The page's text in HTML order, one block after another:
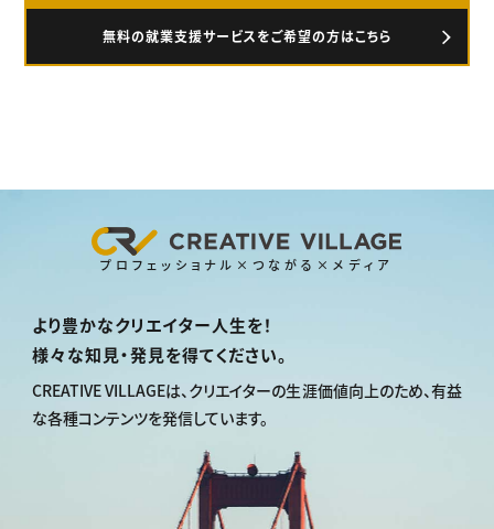
無料の就業支援サービスをご希望の方はこちら
プロフェッショナル×つながる×メディア
より豊かなクリエイター人生を！
様々な知見・発見を得てください。
CREATIVE VILLAGEは、クリエイターの生涯価値向上のため、有益
な各種コンテンツを発信しています。